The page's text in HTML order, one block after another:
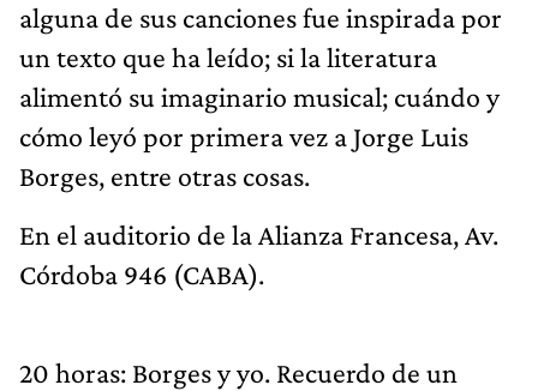
alguna de sus canciones fue inspirada por
un texto que ha leído; si la literatura
alimentó su imaginario musical; cuándo y
cómo leyó por primera vez a Jorge Luis
Borges, entre otras cosas.
En el auditorio de la Alianza Francesa, Av.
Córdoba 946 (CABA).
20 horas: Borges y yo. Recuerdo de un